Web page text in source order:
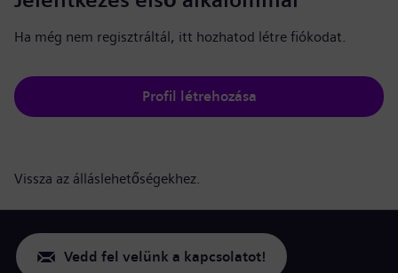
Ha még nem regisztráltál, itt hozhatod létre fiókodat.
Profil létrehozása
Vissza az álláslehetőségekhez.
Vedd fel velünk a kapcsolatot!